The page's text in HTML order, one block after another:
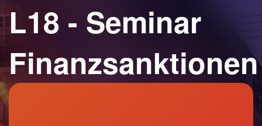
L18 - Seminar
Finanzsanktionen